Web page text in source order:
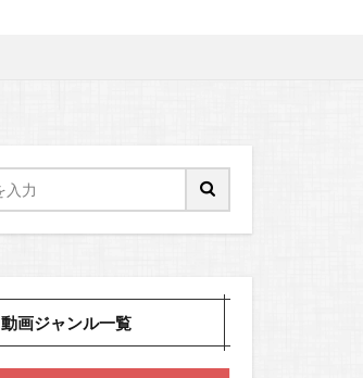
動画ジャンル一覧